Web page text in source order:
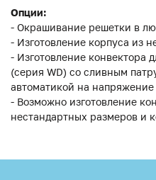
Опции:
- Окрашивание решетки в
- Изготовление корпуса из
- Изготовление конвектора
(серия WD) со сливным
автоматикой на напряжение
- Возможно изготовление
нестандартных размеров и